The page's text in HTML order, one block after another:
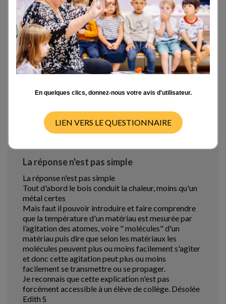
transmettent pas autant que les métaux cette
agitation moléculaire ? Même question pour l'air !
Donc j'ai un problème de compréhension du
phénomène avant tout. Et ensuite, comment
expliquer ce qui se passe de manière très simple ??
Merci pour votre aide !
Marie-Pierre Rocaché
Thu 29/10/15 - 12:39
La réponse n'est pas simple
La réponse n'est pas simple
Tout d'abord le bois conduit la chaleur, moins qu'un
métal certes
Mais faut il pouvoir introduire et faire comprendre
que la température d'un matériau est mesurée par
l’agitation des atomes, voire " molécules" d'un
matériau puis dire que selon les matériaux les
molécules peuvent plus ou moins facilement s'agiter
et donc cette agitation peut plus ou moins
facilement se transmettre ou se propager.
Je reconnais que cette explication n'est pas
forcément accessible à un élève de collège. Désolée
Edith S
En quelques clics, donnez-nous votre avis d'utilisateur.
LIEN VERS LE QUESTIONNAIRE